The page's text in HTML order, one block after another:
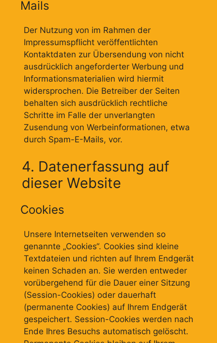
Mails
Der Nutzung von im Rahmen der
Impressumspflicht veröffentlichten
Kontaktdaten zur Übersendung von nicht
ausdrücklich angeforderter Werbung und
Informationsmaterialien wird hiermit
widersprochen. Die Betreiber der Seiten
behalten sich ausdrücklich rechtliche
Schritte im Falle der unverlangten
Zusendung von Werbeinformationen, etwa
durch Spam-E-Mails, vor.
4. Datenerfassung auf
dieser Website
Cookies
Unsere Internetseiten verwenden so
genannte „Cookies“. Cookies sind kleine
Textdateien und richten auf Ihrem Endgerät
keinen Schaden an. Sie werden entweder
vorübergehend für die Dauer einer Sitzung
(Session-Cookies) oder dauerhaft
(permanente Cookies) auf Ihrem Endgerät
gespeichert. Session-Cookies werden nach
Ende Ihres Besuchs automatisch gelöscht.